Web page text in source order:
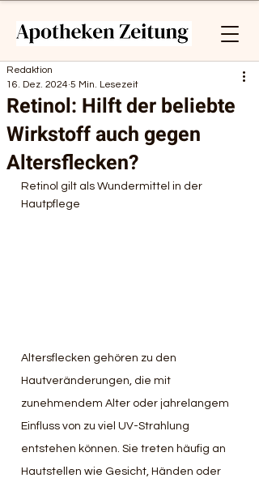
Retinol: Hilft der beliebte
Wirkstoff auch gegen
Altersflecken?
Redaktion
16. Dez. 2024 5 Min. Lesezeit
Retinol gilt als Wundermittel in der
Hautpflege
Altersflecken gehören zu den
Hautveränderungen, die mit
zunehmendem Alter oder jahrelangem
Einfluss von zu viel UV-Strahlung
entstehen können. Sie treten häufig an
Hautstellen wie Gesicht, Händen oder